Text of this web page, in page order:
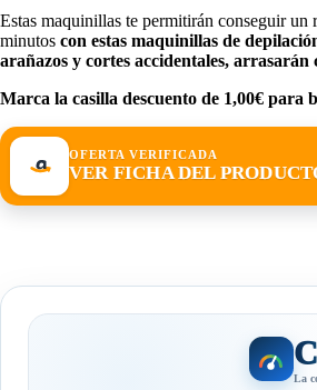
Estas maquinillas te permitirán conseguir un
minutos con estas maquinillas de
arañazos y cortes accidentales, arrasarán
Marca la casilla descuento de 1,00€ para
OFERTA VERIFICADA
VER FICHA DEL
La